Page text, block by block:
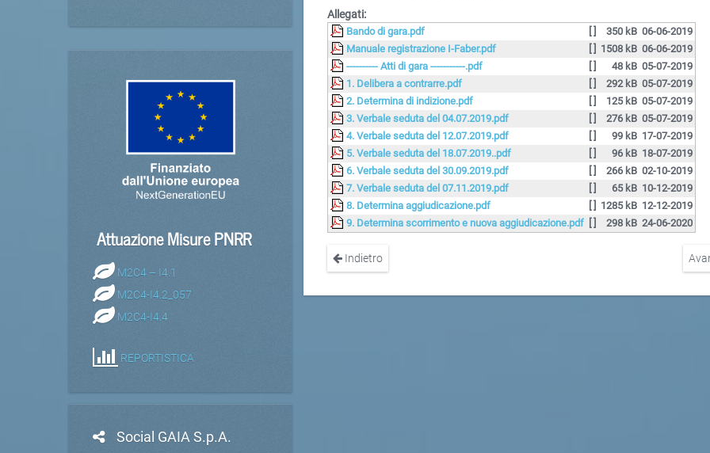
Allegati:
Bando di gara.pdf [ ] 350 kB 06-06-2019
Manuale registrazione I-Faber.pdf
[ ] 1508 kB 06-06-2019
---------- Atti di gara -----------.pdf
[ ] 48 kB 05-07-2019
1. Delibera a contrarre.pdf
[ ] 292 kB 05-07-2019
2. Determina di indizione.pdf
[ ] 125 kB 05-07-2019
3. Verbale seduta del 04.07.2019.pdf
[ ] 276 kB 05-07-2019
4. Verbale seduta del 12.07.2019.pdf
[ ] 99 kB 17-07-2019
5. Verbale seduta del 18.07.2019..pdf
[ ] 96 kB 18-07-2019
6. Verbale seduta del 30.09.2019.pdf
[ ] 266 kB 02-10-2019
7. Verbale seduta del 07.11.2019.pdf
[ ] 65 kB 10-12-2019
8. Determina aggiudicazione.pdf
[ ] 1285 kB 12-12-2019
9. Determina scorrimento e nuova aggiudicazione.pdf [ ] 298 kB 24-06-2020
Indietro
Attuazione Misure PNRR
M2C4 – I4.1
M2C4-I4.2_057
M2C4-I4.4
REPORTISTICA
Social GAIA S.p.A.